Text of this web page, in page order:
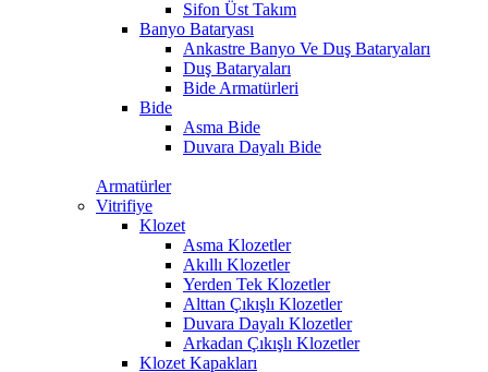
Sifon Üst Takım
Banyo Bataryası
Ankastre Banyo Ve Duş Bataryaları
Duş Bataryaları
Bide Armatürleri
Bide
Asma Bide
Duvara Dayalı Bide
Armatürler
Vitrifiye
Klozet
Asma Klozetler
Akıllı Klozetler
Yerden Tek Klozetler
Alttan Çıkışlı Klozetler
Duvara Dayalı Klozetler
Arkadan Çıkışlı Klozetler
Klozet Kapakları